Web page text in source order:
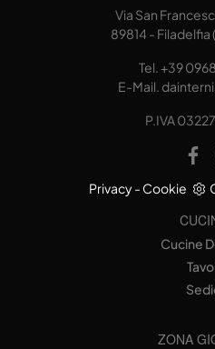
Via San
89814 - Filadelfia
Tel.+39
E-Mail.
P.IVA
Privacy- Cookie
Cucine
ZONA